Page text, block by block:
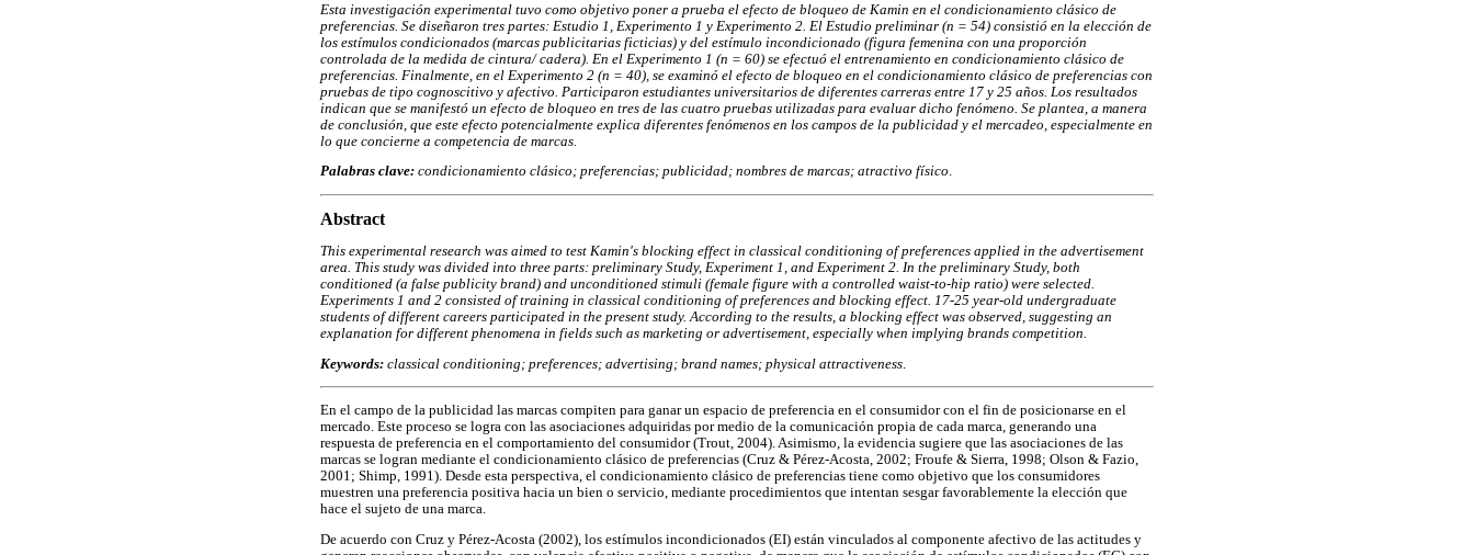
Esta investigación experimental tuvo como objetivo poner a prueba el efecto de bloqueo de Kamin en el condicionamiento clásico de
preferencias. Se diseñaron tres partes: Estudio 1, Experimento 1 y Experimento 2. El Estudio preliminar (n = 54) consistió en la elección de
los estímulos condicionados (marcas publicitarias ficticias) y del estímulo incondicionado (figura femenina con una proporción
controlada de la medida de cintura/ cadera). En el Experimento 1 (n = 60) se efectuó el entrenamiento en condicionamiento clásico de
preferencias. Finalmente, en el Experimento 2 (n = 40), se examinó el efecto de bloqueo en el condicionamiento clásico de preferencias con
pruebas de tipo cognoscitivo y afectivo. Participaron estudiantes universitarios de diferentes carreras entre 17 y 25 años. Los resultados
indican que se manifestó un efecto de bloqueo en tres de las cuatro pruebas utilizadas para evaluar dicho fenómeno. Se plantea, a manera
de conclusión, que este efecto potencialmente explica diferentes fenómenos en los campos de la publicidad y el mercadeo, especialmente en
lo que concierne a competencia de marcas.
Palabras clave: condicionamiento clásico; preferencias; publicidad; nombres de marcas; atractivo físico.
Abstract
This experimental research was aimed to test Kamin's blocking effect in classical conditioning of preferences applied in the advertisement
area. This study was divided into three parts: preliminary Study, Experiment 1, and Experiment 2. In the preliminary Study, both
conditioned (a false publicity brand) and unconditioned stimuli (female figure with a controlled waist-to-hip ratio) were selected.
Experiments 1 and 2 consisted of training in classical conditioning of preferences and blocking effect. 17-25 year-old undergraduate
students of different careers participated in the present study. According to the results, a blocking effect was observed, suggesting an
explanation for different phenomena in fields such as marketing or advertisement, especially when implying brands competition.
Keywords: classical conditioning; preferences; advertising; brand names; physical attractiveness
En el campo de la publicidad las marcas compiten para ganar un espacio de preferencia en el consumidor con el fin de posicionarse en el
mercado. Este proceso se logra con las asociaciones adquiridas por medio de la comunicación propia de cada marca, generando una
respuesta de preferencia en el comportamiento del consumidor (Trout, 2004). Asimismo, la evidencia sugiere que las asociaciones de las
marcas se logran mediante el condicionamiento clásico de preferencias (Cruz & Pérez-Acosta, 2002; Froufe & Sierra, 1998; Olson & Fazio,
2001; Shimp, 1991). Desde esta perspectiva, el condicionamiento clásico de preferencias tiene como objetivo que los consumidores
muestren una preferencia positiva hacia un bien o servicio, mediante procedimientos que intentan sesgar favorablemente la elección que
hace el sujeto de una marca.
De acuerdo con Cruz y Pérez-Acosta (2002), los estímulos incondicionados (EI) están vinculados al componente afectivo de las actitudes y